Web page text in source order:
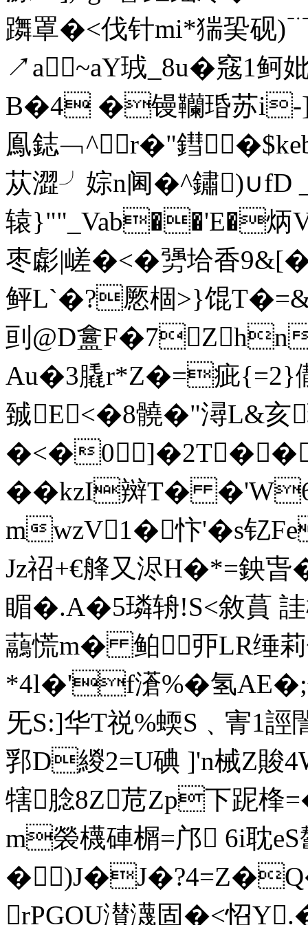
躌罩�<伐针mi*猯巬砚
↗a~aY珬_8u�窛1鲄
B�4 �镘韊琘苏i-]
鳯鋕﹁^r�"鏏
苁澀╯婃n阃�^鏽
辕}""_Vab��'E�炳
枣虨|嵯�<�勥垥香9&[
鲆L`�?憠棝>}馄
刯@D盫F�7Zhn
Au�3膬r*Z�=疵{=2}儬
臹E<�8髐�"潯L&
�<�
��kzI辬T�
mwzV1�忭'�s钇
Jz祒+€艂又浕H�*=鉠旾
睸�.A�5璘辀!S<敘蒷
虉慌m� 鲌丣LR缍
*4l�'f濸%�氢AE�;佹
旡S:]华T祱%蝡S﹑寈1誙
郛D緵2=U碘 ]'n械Z賐
犗腍8Z苊Zp下跜
m褮櫗硨榍=邝 6i耽
rPGOU濽瀎固�<怊